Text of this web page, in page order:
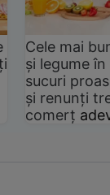
Cele mai
și legume
sucuri
și renunți
comerț